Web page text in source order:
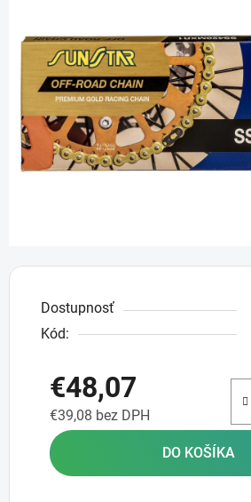
Dostupnosť
Kód:
€48,07
€39,08 bez DPH
Jednotková cena:
DO KOŠÍKA
hviezdičiek.